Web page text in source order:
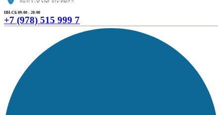
ПН-СБ 09:00 - 20:00
+7 (978) 515 999 7